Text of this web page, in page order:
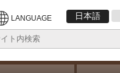
LANGUAGE 日本語